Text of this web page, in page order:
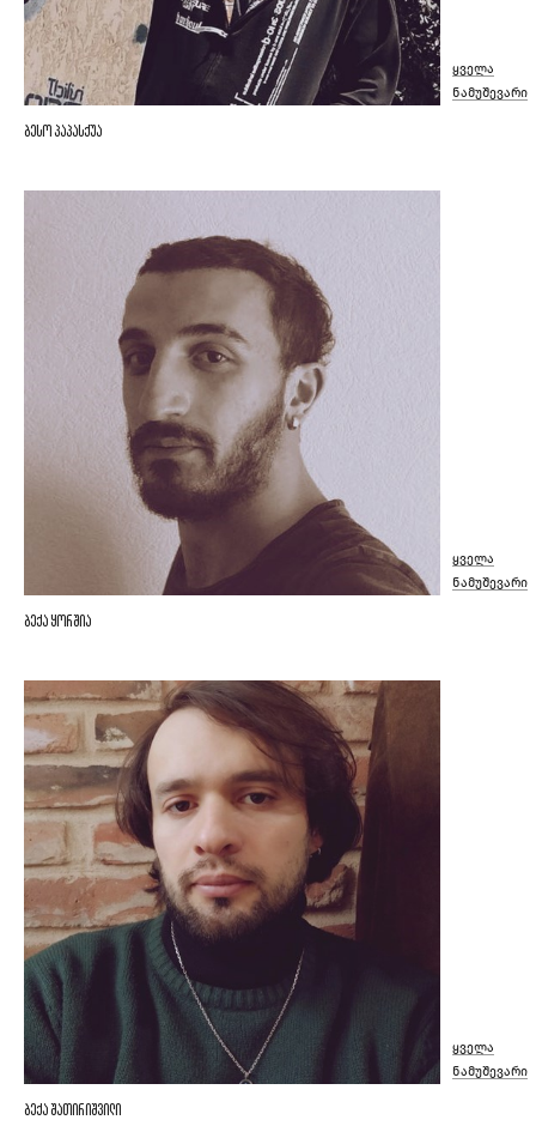
ბესო პაპასქუა
ყველა
ნამუშევარი
ბექა შათირიშვილი
ყველა
ნამუშევარი
ბექა ყორშია
ყველა
ნამუშევარი